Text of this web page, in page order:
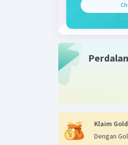
Klaim
Dengan